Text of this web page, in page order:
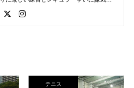
個人スポーツをやることに。 高校で見つ
をした途端に、先輩に「センスなし」か
テニス